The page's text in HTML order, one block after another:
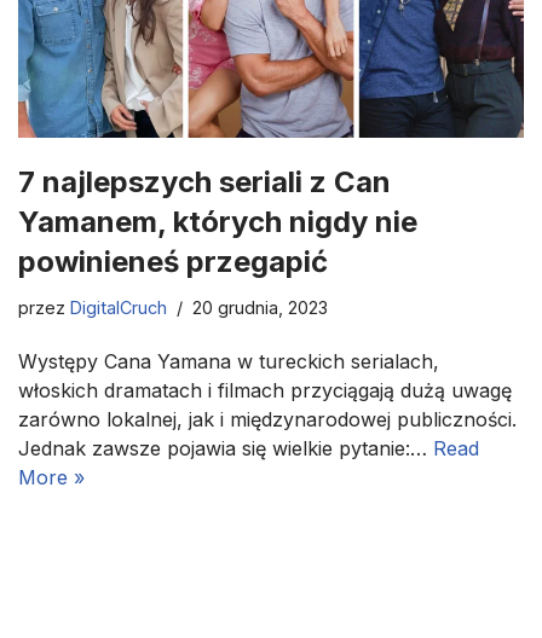
7 najlepszych seriali z Can
Yamanem, których nigdy nie
powinieneś przegapić
przez DigitalCruch 20 grudnia, 2023
Występy Cana Yamana w tureckich serialach,
włoskich dramatach i filmach przyciągają dużą uwagę
zarówno lokalnej, jak i międzynarodowej publiczności.
Jednak zawsze pojawia się wielkie pytanie:… Read
More »